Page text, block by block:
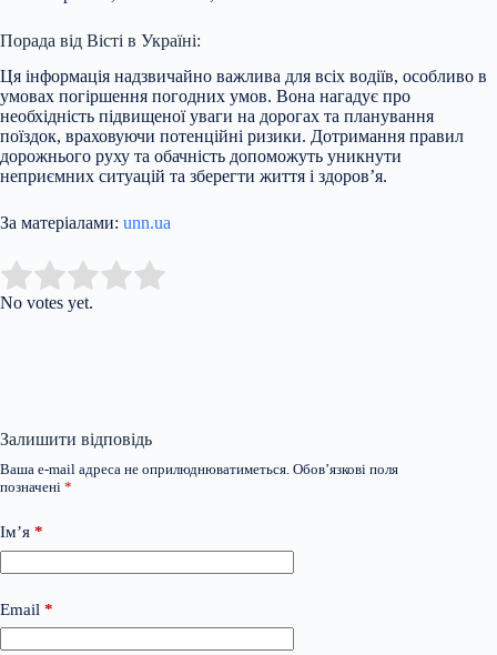
Порада від Вісті в Україні:
Ця інформація надзвичайно важлива для всіх водіїв, особливо в
умовах погіршення погодних умов. Вона нагадує про
необхідність підвищеної уваги на дорогах та планування
поїздок, враховуючи потенційні ризики. Дотримання правил
дорожнього руху та обачність допоможуть уникнути
неприємних ситуацій та зберегти життя і здоров’я.
За матеріалами: unn.ua
Rate this item:
No votes yet.
Залишити відповідь
Ваша e-mail адреса не оприлюднюватиметься. Обов’язкові поля
позначені *
Ім’я *
Email *